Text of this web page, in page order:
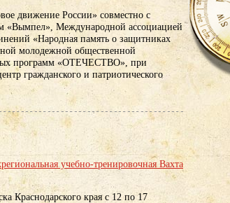
движение России» совместно с
«Вымпел», Международной ассоциацией
«Народная память о защитниках
молодежной общественной
программ «ОТЕЧЕСТВО», при
гражданского и патриотического
учебно-тренировочная Вахта
Краснодарского края с 12 по 17